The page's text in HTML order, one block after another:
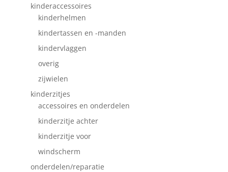
kinderaccessoires
kinderhelmen
kindertassen en -manden
kindervlaggen
overig
zijwielen
kinderzitjes
accessoires en onderdelen
kinderzitje achter
kinderzitje voor
windscherm
onderdelen/reparatie